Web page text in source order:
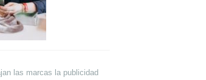
las marcas la publicidad